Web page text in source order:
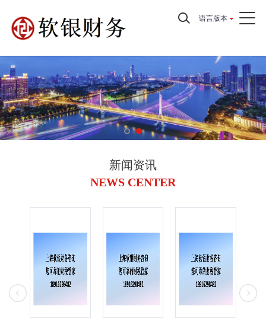
语言版本
新闻资讯
NEWS CENTER